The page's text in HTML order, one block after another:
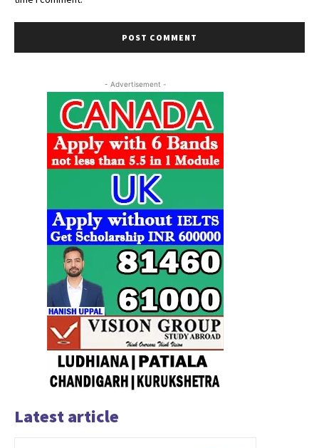
- Advertisement -
Latest article